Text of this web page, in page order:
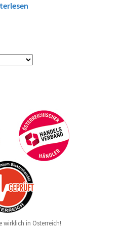
wirklich in Österreich!